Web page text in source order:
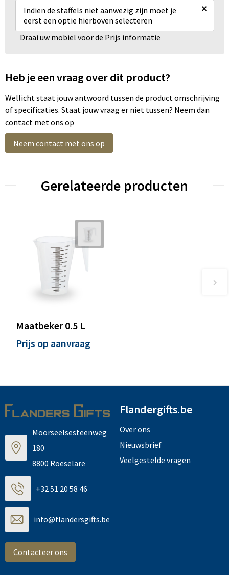
Indien de staffels niet aanwezig zijn moet je
eerst een optie hierboven selecteren
×
Draai uw mobiel voor de Prijs informatie
Heb je een vraag over dit product?
Wellicht staat jouw antwoord tussen de product omschrijving
of specificaties. Staat jouw vraag er niet tussen? Neem dan
contact met ons op
Neem contact met ons op
Gerelateerde producten
Maatbeker 0.5 L
Prijs op aanvraag
Moorseelsesteenweg
180
8800 Roeselare
+32 51 20 58 46
info@flandersgifts.be
Contacteer ons
Flandergifts.be
Over ons
Nieuwsbrief
Veelgestelde vragen